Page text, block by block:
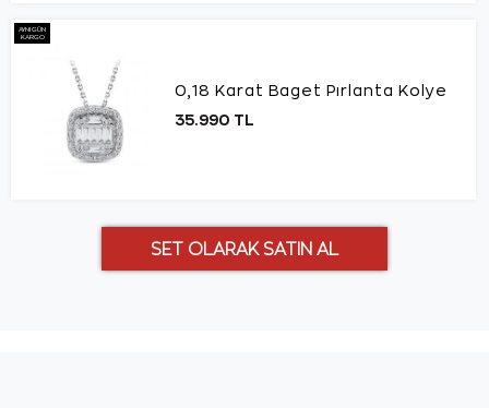
AYNI GÜN
KARGO
0,18 Karat Baget Pırlanta Kolye
35.990 TL